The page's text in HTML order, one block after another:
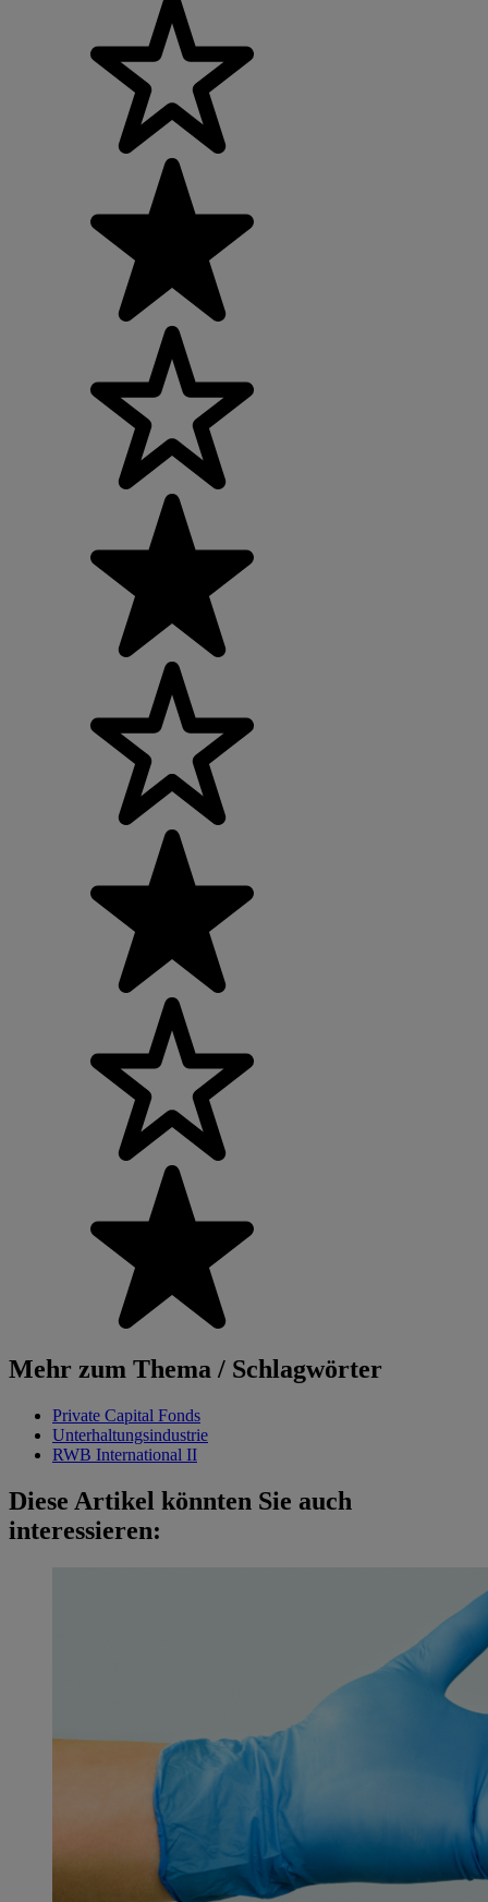
Mehr zum Thema / Schlagwörter
Private Capital Fonds
Unterhaltungsindustrie
RWB International II
Diese Artikel könnten Sie auch
interessieren: